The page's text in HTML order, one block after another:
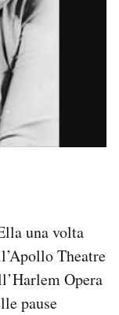
una volta
Theatre
Opera
pause